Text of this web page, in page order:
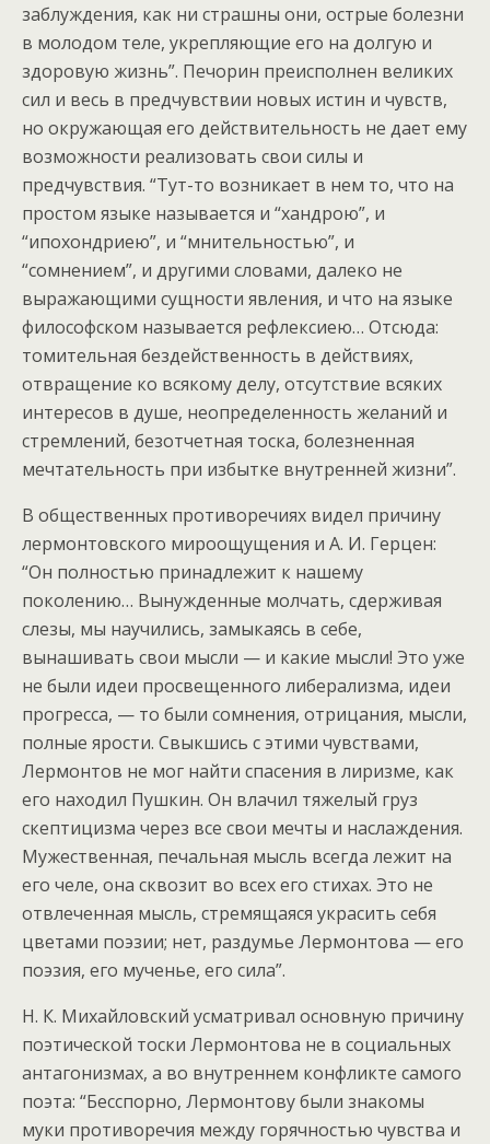
заблуждения, как ни страшны они, острые болезни
в молодом теле, укрепляющие его на долгую и
здоровую жизнь”. Печорин преисполнен великих
сил и весь в предчувствии новых истин и чувств,
но окружающая его действительность не дает ему
возможности реализовать свои силы и
предчувствия. “Тут-то возникает в нем то, что на
простом языке называется и “хандрою”, и
“ипохондриею”, и “мнительностью”, и
“сомнением”, и другими словами, далеко не
выражающими сущности явления, и что на языке
философском называется рефлексиею… Отсюда:
томительная бездейственность в действиях,
отвращение ко всякому делу, отсутствие всяких
интересов в душе, неопределенность желаний и
стремлений, безотчетная тоска, болезненная
мечтательность при избытке внутренней жизни”.
В общественных противоречиях видел причину
лермонтовского мироощущения и А. И. Герцен:
“Он полностью принадлежит к нашему
поколению… Вынужденные молчать, сдерживая
слезы, мы научились, замыкаясь в себе,
вынашивать свои мысли — и какие мысли! Это уже
не были идеи просвещенного либерализма, идеи
прогресса, — то были сомнения, отрицания, мысли,
полные ярости. Свыкшись с этими чувствами,
Лермонтов не мог найти спасения в лиризме, как
его находил Пушкин. Он влачил тяжелый груз
скептицизма через все свои мечты и наслаждения.
Мужественная, печальная мысль всегда лежит на
его челе, она сквозит во всех его стихах. Это не
отвлеченная мысль, стремящаяся украсить себя
цветами поэзии; нет, раздумье Лермонтова — его
поэзия, его мученье, его сила”.
Н. К. Михайловский усматривал основную причину
поэтической тоски Лермонтова не в социальных
антагонизмах, а во внутреннем конфликте самого
поэта: “Бесспорно, Лермонтову были знакомы
муки противоречия между горячностью чувства и